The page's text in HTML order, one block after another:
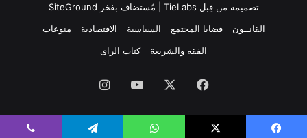
تصميمه من قِبل TieLabs
| مُستضاف بفخر SiteGround
القانــون
قضايا المجتمع السياسية الاقتصادية
منوعات
الفقه والشريعة
كتاب الراى
فيسبوك يوتيوبانستقرام